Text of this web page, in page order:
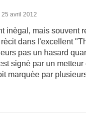
25 avril 2012
inègal, mais souvent
dans l'excellent
pas un hasard
signè par un
marquèe par